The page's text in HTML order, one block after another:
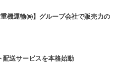
機運輸㈱】グループ会社で販売力の
配送サービスを本格始動